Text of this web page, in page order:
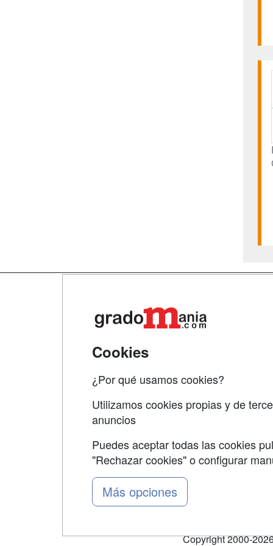
Grupo formazion:
Copyright 2000-
Cookies
¿Por qué usamos cookies?
Utilizamos cookies propias y de
anuncios
Puedes aceptar todas las cookies
"Rechazar cookies" o configurar
Más opciones